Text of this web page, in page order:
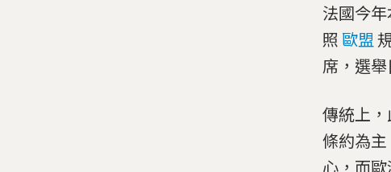
法國今
照 歐盟
席，選
傳統上
條約為
心，而